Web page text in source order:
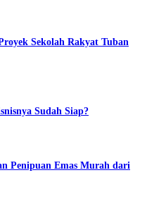
Sekolah Rakyat Tuban
Sudah Siap?
Penipuan Emas Murah dari